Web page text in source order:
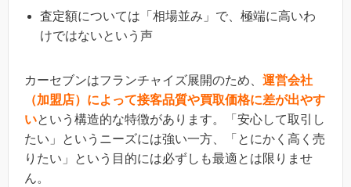
査定額については「相場並み」で、極端に高いわ
けではないという声
カーセブンはフランチャイズ展開のため、 運営会社
（加盟店）によって接客品質や買取価格に差が出やす
いという構造的な特徴があります。「安心して取引し
たい」というニーズには強い一方、「とにかく高く売
りたい」という目的には必ずしも最適とは限りませ
ん。